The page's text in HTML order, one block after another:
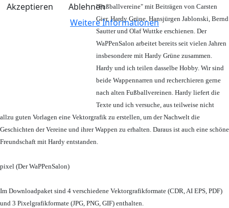
Akzeptieren
Ablehnen
Weitere Informationen
"Fußballvereine" mit Beiträgen von Carsten
Gier, Hardy Grüne, Hansjürgen Jablonski, Bernd
Sautter und Olaf Wuttke erschienen. Der
WaPPenSalon arbeitet bereits seit vielen Jahren
insbesondere mit Hardy Grüne zusammen.
Hardy und ich teilen dasselbe Hobby. Wir sind
beide Wappennarren und recherchieren gerne
nach alten Fußballvereinen. Hardy liefert die
Texte und ich versuche, aus teilweise nicht
allzu guten Vorlagen eine Vektorgrafik zu erstellen, um der Nachwelt die
Geschichten der Vereine und ihrer Wappen zu erhalten. Daraus ist auch eine schöne
Freundschaft mit Hardy entstanden.
pixel (Der WaPPenSalon)
Im Downloadpaket sind 4 verschiedene Vektorgrafikformate (CDR, AI EPS, PDF)
und 3 Pixelgrafikformate (JPG, PNG, GIF) enthalten.